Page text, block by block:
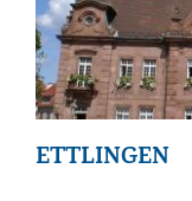
ETTLINGEN